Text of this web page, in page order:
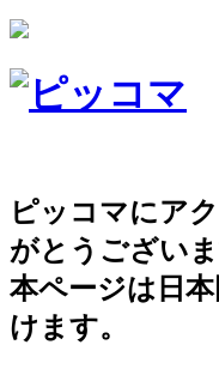
ピッコマにア
がとうございま
本ページは日
けます。